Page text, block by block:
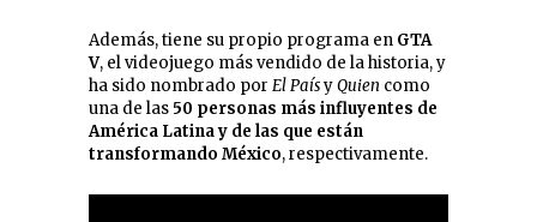
Además, tiene su propio programa en GTA
V, el videojuego más vendido de la historia, y
ha sido nombrado por El PaísyQuien como
una de las 50 personas más influyentes de
América Latina y de las que están
transformando México, respectivamente.